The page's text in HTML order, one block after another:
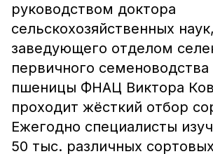
руководством доктора
сельскохозяйственных наук,
заведующего отделом
первичного
пшеницы ФНАЦ Виктора
проходит жёсткий отбор
Ежегодно специалисты
50 тыс. различных